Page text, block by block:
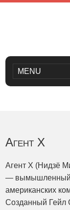
Агент X
Агент X (Нидзё
— вымышленный
американских
Созданный Гейл